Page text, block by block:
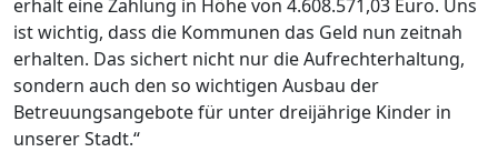
erhält eine Zahlung in Höhe von 4.608.571,03 Euro. Uns
ist wichtig, dass die Kommunen das Geld nun zeitnah
erhalten. Das sichert nicht nur die Aufrechterhaltung,
sondern auch den so wichtigen Ausbau der
Betreuungsangebote für unter dreijährige Kinder in
unserer Stadt.“